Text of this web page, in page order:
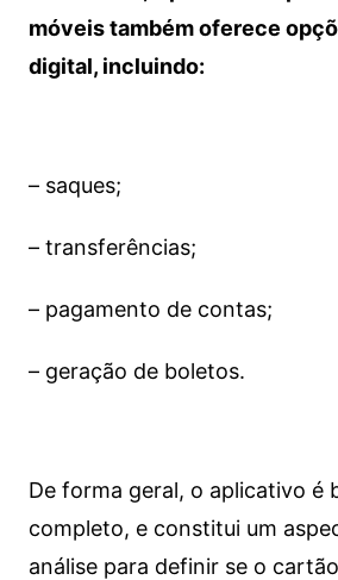
móveis também oferece
digital, incluindo:
– saques;
– transferências;
– pagamento de contas;
– geração de boletos.
De forma geral, o aplicativo é
completo, e constitui um
análise para definir se o